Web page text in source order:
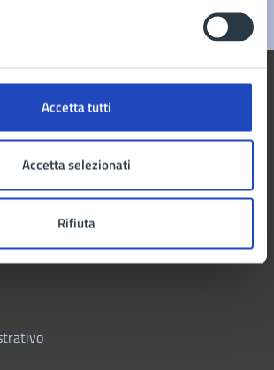
Accetta tutti
Accetta selezionati
Rifiuta
di Marano di Napoli